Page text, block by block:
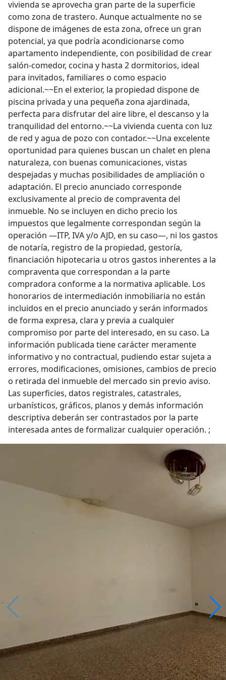
vivienda se aprovecha gran parte de la superficie
como zona de trastero. Aunque actualmente no se
dispone de imágenes de esta zona, ofrece un gran
potencial, ya que podría acondicionarse como
apartamento independiente, con posibilidad de crear
salón-comedor, cocina y hasta 2 dormitorios, ideal
para invitados, familiares o como espacio
adicional.~~En el exterior, la propiedad dispone de
piscina privada y una pequeña zona ajardinada,
perfecta para disfrutar del aire libre, el descanso y la
tranquilidad del entorno.~~La vivienda cuenta con luz
de red y agua de pozo con contador.~~Una excelente
oportunidad para quienes buscan un chalet en plena
naturaleza, con buenas comunicaciones, vistas
despejadas y muchas posibilidades de ampliación o
adaptación. El precio anunciado corresponde
exclusivamente al precio de compraventa del
inmueble. No se incluyen en dicho precio los
impuestos que legalmente correspondan según la
operación —ITP, IVA y/o AJD, en su caso—, ni los gastos
de notaría, registro de la propiedad, gestoría,
financiación hipotecaria u otros gastos inherentes a la
compraventa que correspondan a la parte
compradora conforme a la normativa aplicable. Los
honorarios de intermediación inmobiliaria no están
incluidos en el precio anunciado y serán informados
de forma expresa, clara y previa a cualquier
compromiso por parte del interesado, en su caso. La
información publicada tiene carácter meramente
informativo y no contractual, pudiendo estar sujeta a
errores, modificaciones, omisiones, cambios de precio
o retirada del inmueble del mercado sin previo aviso.
Las superficies, datos registrales, catastrales,
urbanísticos, gráficos, planos y demás información
descriptiva deberán ser contrastados por la parte
interesada antes de formalizar cualquier operación. ;